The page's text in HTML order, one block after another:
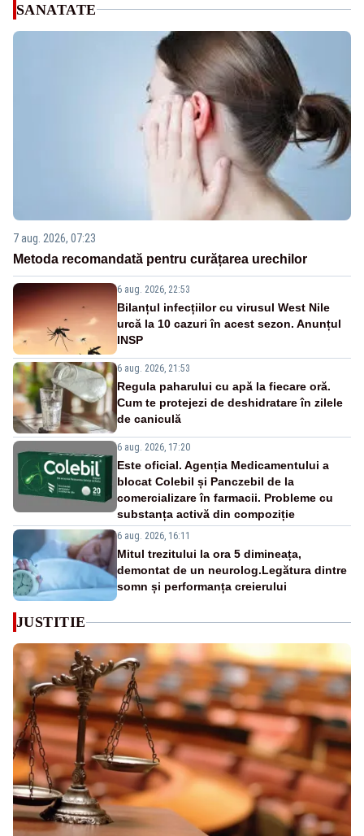
SANATATE
7 aug. 2026, 07:23
Metoda recomandată pentru curățarea urechilor
6 aug. 2026, 22:53
Bilanțul infecțiilor cu virusul West Nile
urcă la 10 cazuri în acest sezon. Anunțul
INSP
6 aug. 2026, 21:53
Regula paharului cu apă la fiecare oră.
Cum te protejezi de deshidratare în zilele
de caniculă
6 aug. 2026, 17:20
Este oficial. Agenția Medicamentului a
blocat Colebil și Panczebil de la
comercializare în farmacii. Probleme cu
substanța activă din compoziție
6 aug. 2026, 16:11
Mitul trezitului la ora 5 dimineața,
demontat de un neurolog.Legătura dintre
somn și performanța creierului
JUSTITIE